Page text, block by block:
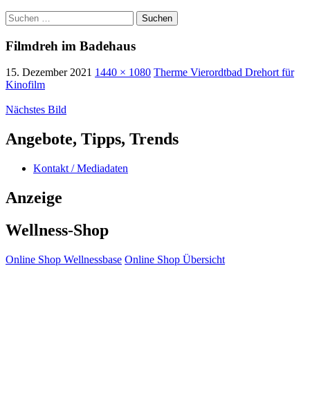
Suchen
nach:
Filmdreh im Badehaus
15. Dezember 2021 1440 × 1080 Therme Vierordtbad Drehort für
Kinofilm
Nächstes Bild
Angebote, Tipps, Trends
Kontakt / Mediadaten
Anzeige
Wellness-Shop
Online Shop Wellnessbase Online Shop Übersicht